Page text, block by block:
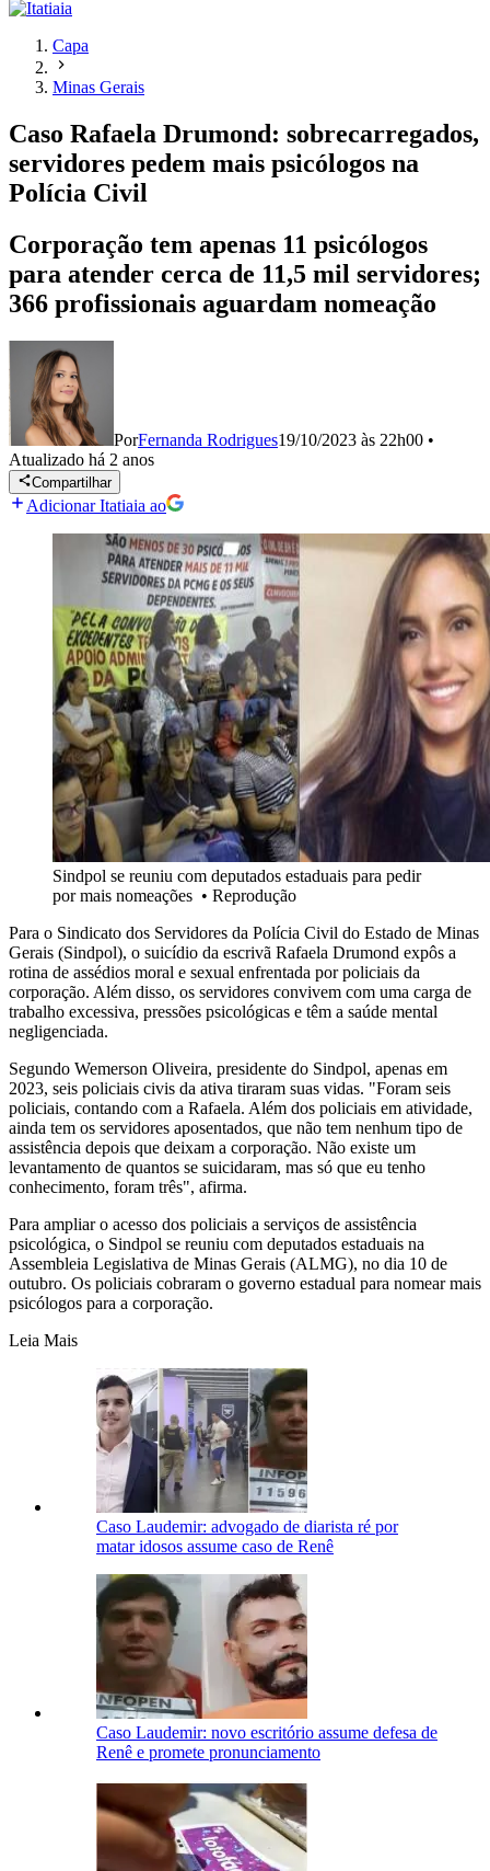
Capa
Minas Gerais
Caso Rafaela Drumond: sobrecarregados,
servidores pedem mais psicólogos na
Polícia Civil
Corporação tem apenas 11 psicólogos
para atender cerca de 11,5 mil servidores;
366 profissionais aguardam nomeação
PorFernanda Rodrigues19/10/2023 às 22h00 •
Atualizado há 2 anos
Compartilhar
Adicionar Itatiaia ao
Sindpol se reuniu com deputados estaduais para pedir
por mais nomeações • Reprodução
Para o Sindicato dos Servidores da Polícia Civil do Estado de Minas
Gerais (Sindpol), o suicídio da escrivã Rafaela Drumond expôs a
rotina de assédios moral e sexual enfrentada por policiais da
corporação. Além disso, os servidores convivem com uma carga de
trabalho excessiva, pressões psicológicas e têm a saúde mental
negligenciada.
Segundo Wemerson Oliveira, presidente do Sindpol, apenas em
2023, seis policiais civis da ativa tiraram suas vidas. "Foram seis
policiais, contando com a Rafaela. Além dos policiais em atividade,
ainda tem os servidores aposentados, que não tem nenhum tipo de
assistência depois que deixam a corporação. Não existe um
levantamento de quantos se suicidaram, mas só que eu tenho
conhecimento, foram três", afirma.
Para ampliar o acesso dos policiais a serviços de assistência
psicológica, o Sindpol se reuniu com deputados estaduais na
Assembleia Legislativa de Minas Gerais (ALMG), no dia 10 de
outubro. Os policiais cobraram o governo estadual para nomear mais
psicólogos para a corporação.
Leia Mais
Caso Laudemir: advogado de diarista ré por
matar idosos assume caso de Renê
Caso Laudemir: novo escritório assume defesa de
Renê e promete pronunciamento